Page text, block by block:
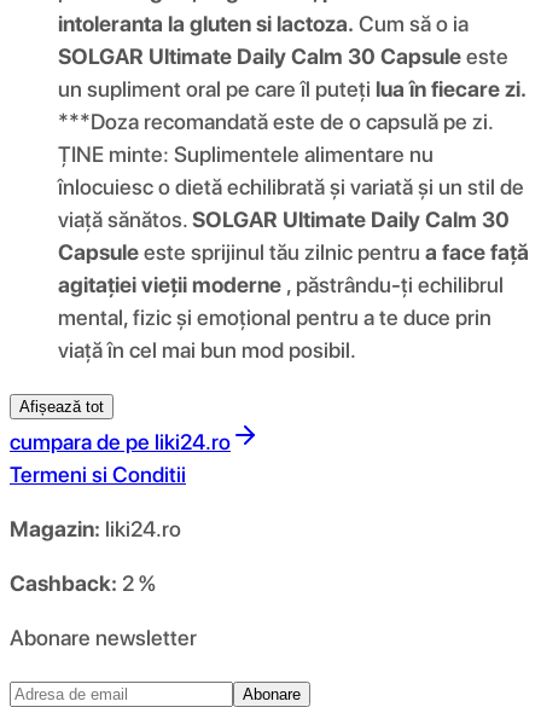
intoleranta la gluten si lactoza. Cum să o ia
SOLGAR Ultimate Daily Calm 30 Capsuleeste
un supliment oral pe care îl puteți lua în fiecare zi.
***Doza recomandată este de o capsulă pe zi.
ȚINE minte: Suplimentele alimentare nu
înlocuiesc o dietă echilibrată și variată și un stil de
viață sănătos.SOLGAR Ultimate Daily Calm 30
Capsuleeste sprijinul tău zilnic pentru a face față
agitației vieții moderne , păstrându-ți echilibrul
mental, fizic și emoțional pentru a te duce prin
viață în cel mai bun mod posibil.
Afișează tot
cumpara de pe liki24.ro
Termeni si Conditii
Magazin: liki24.ro
Cashback: 2 %
Abonare newsletter
Abonare